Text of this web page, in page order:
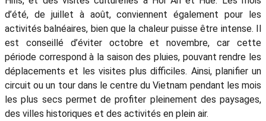
d’été, de juillet à août, conviennent également pour les
activités balnéaires, bien que la chaleur puisse être intense. Il
est conseillé d’éviter octobre et novembre, car cette
période correspond à la saison des pluies, pouvant rendre les
déplacements et les visites plus difficiles. Ainsi, planifier un
circuit ou un tour dans le centre du Vietnam pendant les mois
les plus secs permet de profiter pleinement des paysages,
des villes historiques et des activités en plein air.